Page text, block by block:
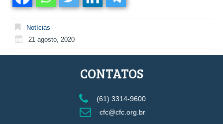
Notícias
21 agosto, 2020
CONTATOS
(61) 3314-9600
cfc@cfc.org.br